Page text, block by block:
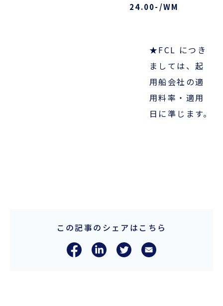
24.00-/WM
★FCL につき
ましては、起
用船会社の適
用料率・適用
日に準じます。
この記事のシェアはこちら